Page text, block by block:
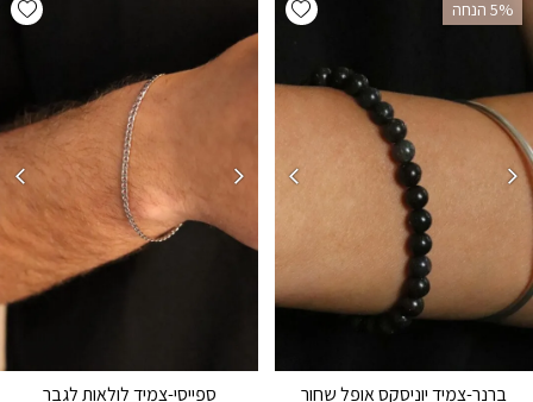
‫5% הנחה
ברנר-צמיד יוניסקס אופל שחור
ספייסי-צמיד לולאות לגבר